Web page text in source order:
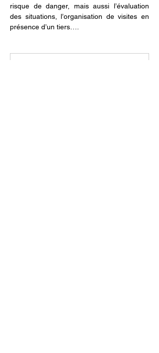
risque de danger, mais aussi l’évaluation
des situations, l’organisation de visites en
présence d’un tiers….